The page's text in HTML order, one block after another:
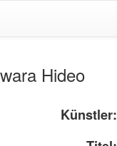
Hideo
Künstler: